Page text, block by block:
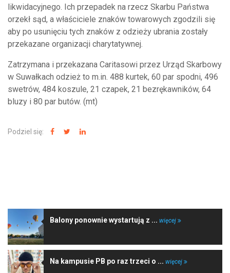
likwidacyjnego. Ich przepadek na rzecz Skarbu Państwa
orzekł sąd, a właściciele znaków towarowych zgodzili się
aby po usunięciu tych znaków z odzieży ubrania zostały
przekazane organizacji charytatywnej.
Zatrzymana i przekazana Caritasowi przez Urząd Skarbowy
w Suwałkach odzież to m.in. 488 kurtek, 60 par spodni, 496
swetrów, 484 koszule, 21 czapek, 21 bezrękawników, 64
bluzy i 80 par butów. (mt)
Podziel się:
Balony ponownie wystartują z ... więcej
Na kampusie PB po raz trzeci o ... więcej